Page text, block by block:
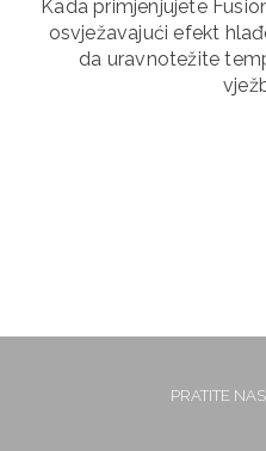
Kada primjenjujete
osvježavajući efekt
da uravnotežite
PRATITE